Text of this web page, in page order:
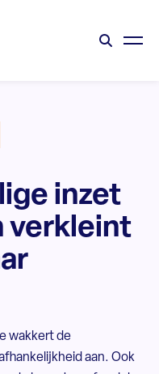
inzet
verkleint
wakkert de
aan. Ook